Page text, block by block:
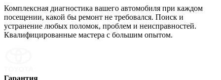
Комплексная диагностика вашего автомобиля при каждом
посещении, какой бы ремонт не требовался. Поиск и
устранение любых поломок, проблем и неисправностей.
Квалифицированные мастера с большим опытом.
Гарантия